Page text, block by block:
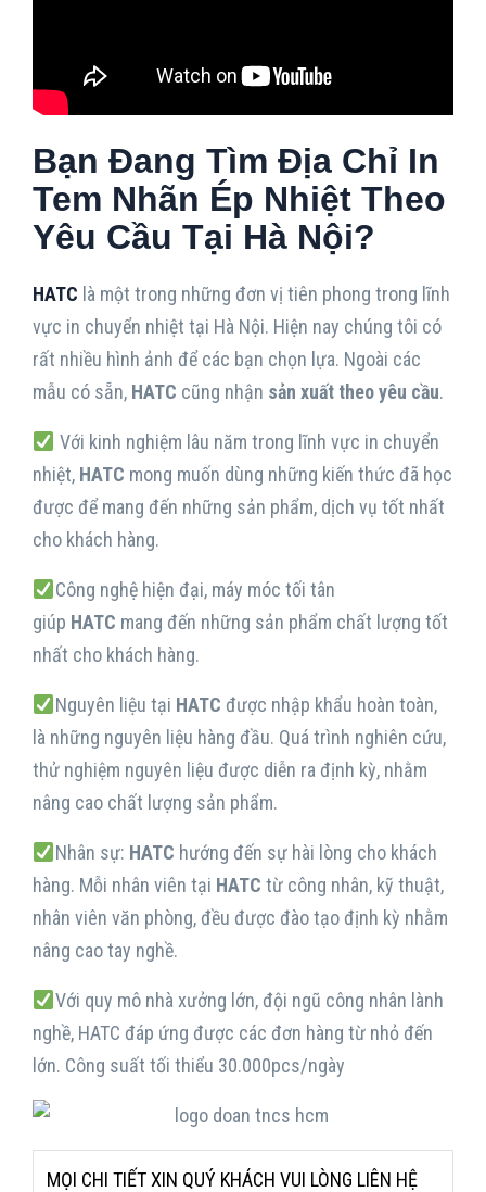
Bạn Đang Tìm Địa Chỉ In
Tem Nhãn Ép Nhiệt Theo
Yêu Cầu Tại Hà Nội?
HATC là một trong những đơn vị tiên phong trong lĩnh
vực in chuyển nhiệt tại Hà Nội. Hiện nay chúng tôi có
rất nhiều hình ảnh để các bạn chọn lựa. Ngoài các
mẫu có sẵn, HATC cũng nhận sản xuất theo yêu cầu.
Với kinh nghiệm lâu năm trong lĩnh vực in chuyển
nhiệt, HATC mong muốn dùng những kiến thức đã học
được để mang đến những sản phẩm, dịch vụ tốt nhất
cho khách hàng.
Công nghệ hiện đại, máy móc tối tân
giúp HATC mang đến những sản phẩm chất lượng tốt
nhất cho khách hàng.
Nguyên liệu tại HATC được nhập khẩu hoàn toàn,
là những nguyên liệu hàng đầu. Quá trình nghiên cứu,
thử nghiệm nguyên liệu được diễn ra định kỳ, nhằm
nâng cao chất lượng sản phẩm.
Nhân sự: HATC hướng đến sự hài lòng cho khách
hàng. Mỗi nhân viên tại HATC từ công nhân, kỹ thuật,
nhân viên văn phòng, đều được đào tạo định kỳ nhằm
nâng cao tay nghề.
Với quy mô nhà xưởng lớn, đội ngũ công nhân lành
nghề, HATC đáp ứng được các đơn hàng từ nhỏ đến
lớn. Công suất tối thiểu 30.000pcs/ngày
MỌI CHI TIẾT XIN QUÝ KHÁCH VUI LÒNG LIÊN HỆ